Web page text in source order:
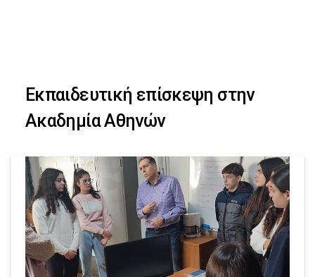
navigation
to
content
Εκπαιδευτική επίσκεψη στην
Ακαδημία Αθηνών